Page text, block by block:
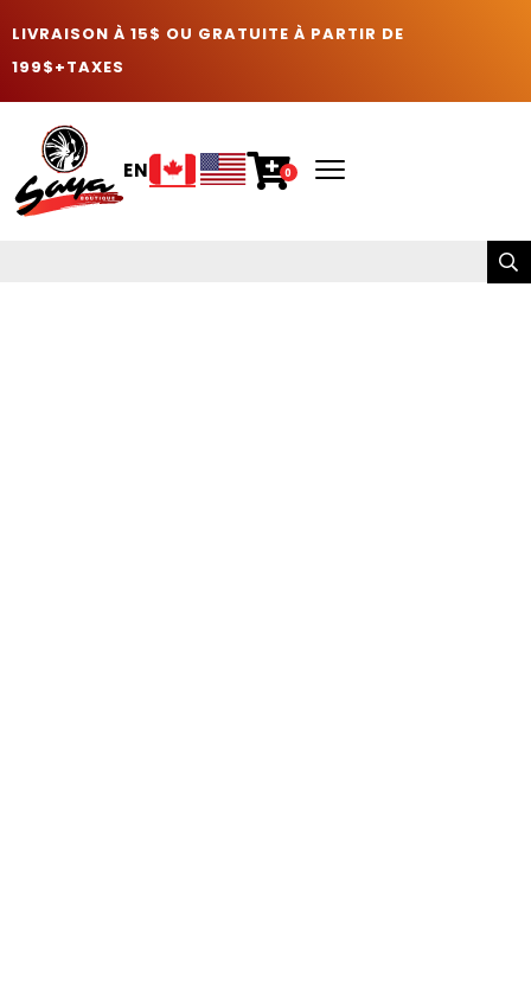
LIVRAISON À 15$ OU GRATUITE À PARTIR DE
199$+TAXES
EN 0